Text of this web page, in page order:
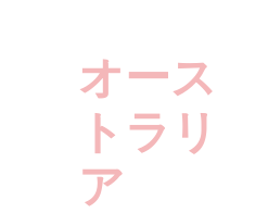
オース
トラリ
ア